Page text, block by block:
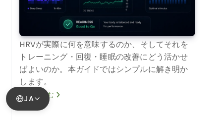
HRVが実際に何を意味するのか、そしてそれを
トレーニング・回復・睡眠の改善にどう活かせ
ばよいのか。本ガイドではシンプルに解き明か
します。
続きを読む
1 次へ
JA